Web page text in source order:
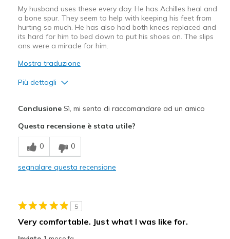
View On Shoes
Shoes are for Wearing
My husband uses these every day. He has Achilles heal and
a bone spur. They seem to help with keeping his feet from
hurting so much. He has also had both knees replaced and
its hard for him to bed down to put his shoes on. The slips
ons were a miracle for him.
Mostra traduzione
Più dettagli
ConclusioneSì, mi sento di raccomandare ad un amico
Questa recensione è stata utile?
0 0
segnalare questa recensione
5
Very comfortable. Just what I was like for.